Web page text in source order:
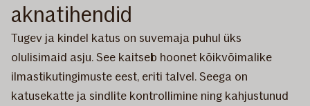
aknatihendid
Tugev ja kindel katus on suvemaja puhul üks
olulisimaid asju. See kaitseb hoonet kõikvõimalike
ilmastikutingimuste eest, eriti talvel. Seega on
katusekatte ja sindlite kontrollimine ning kahjustunud